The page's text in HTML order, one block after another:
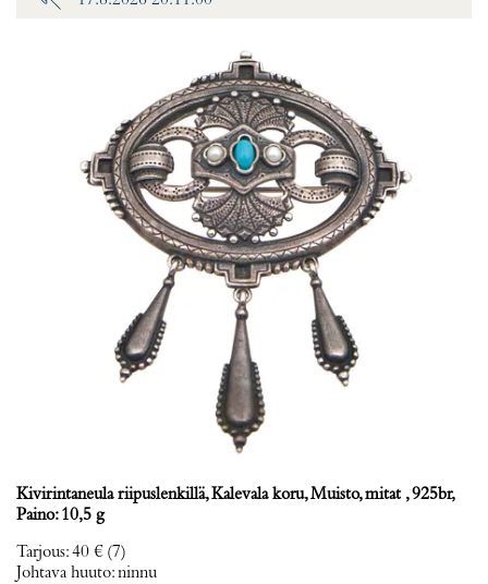
Kivirintaneula riipuslenkillä, Kalevala koru, Muisto, mitat , 925br,
Paino: 10,5 g
Tarjous:40 € (7)
Johtava huuto:ninnu